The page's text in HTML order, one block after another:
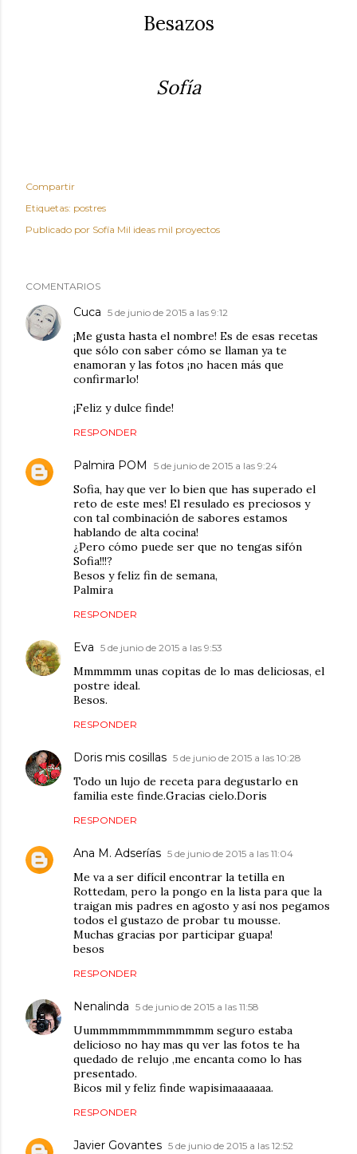
Besazos
Sofía
Compartir
Etiquetas: postres
Publicado por Sofía Mil ideas mil proyectos
COMENTARIOS
Cuca 5 de junio de 2015 a las 9:12
¡Me gusta hasta el nombre! Es de esas recetas
que sólo con saber cómo se llaman ya te
enamoran y las fotos ¡no hacen más que
confirmarlo!
¡Feliz y dulce finde!
RESPONDER
Palmira POM 5 de junio de 2015 a las 9:24
Sofia, hay que ver lo bien que has superado el
reto de este mes! El resulado es preciosos y
con tal combinación de sabores estamos
hablando de alta cocina!
¿Pero cómo puede ser que no tengas sifón
Sofia!!!?
Besos y feliz fin de semana,
Palmira
RESPONDER
Eva 5 de junio de 2015 a las 9:53
Mmmmmm unas copitas de lo mas deliciosas, el
postre ideal.
Besos.
RESPONDER
Doris mis cosillas 5 de junio de 2015 a las 10:28
Todo un lujo de receta para degustarlo en
familia este finde.Gracias cielo.Doris
RESPONDER
Ana M. Adserías 5 de junio de 2015 a las 11:04
Me va a ser difícil encontrar la tetilla en
Rottedam, pero la pongo en la lista para que la
traigan mis padres en agosto y así nos pegamos
todos el gustazo de probar tu mousse.
Muchas gracias por participar guapa!
besos
RESPONDER
Nenalinda 5 de junio de 2015 a las 11:58
Uummmmmmmmmmmmm seguro estaba
delicioso no hay mas qu ver las fotos te ha
quedado de relujo ,me encanta como lo has
presentado.
Bicos mil y feliz finde wapisimaaaaaaa.
RESPONDER
Javier Govantes 5 de junio de 2015 a las 12:52